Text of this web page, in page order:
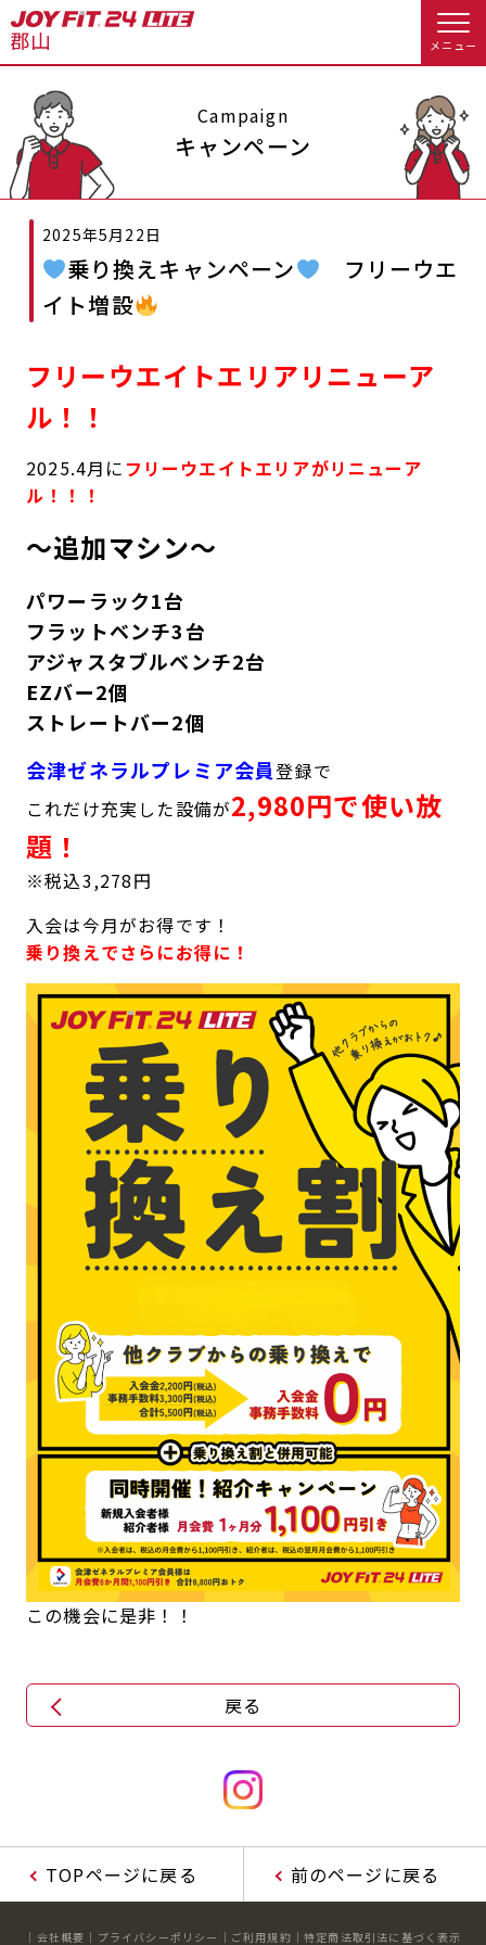
メニュー
店舗トップ
会員様向けのご案内
会員の方へトップ
会員様へのお知らせ
よくあるご質問 店舗へのお問い合わせ
入会のお手続きをする
料金・サービス等詳しく見る
アクセス
見学・体験
入会方法 よくあるご質問
店舗へのお問い合わせ
JOYFIT総合トップ
JOYFIT24
JOYFIT+
Campaign
キャンペーン
2025年5月22日
乗り換えキャンペーン
フリーウエ
イト増設
フリーウエイトエリアリニューア
ル！！
2025.4月に フリーウエイトエリアがリニューア
ル！！！
～追加マシン～
パワーラック1台
フラットベンチ3台
アジャスタブルベンチ2台
EZバー2個
ストレートバー2個
会津ゼネラルプレミア会員登録で
これだけ充実した設備が2,980円で使い放
題！
※税込3,278円
入会は今月がお得です！
乗り換えでさらにお得に！
この機会に是非！！
戻る
TOPページに戻る 前のページに戻る
会社概要 プライバシーポリシー ご利用規約 特定商法取引法に基づく表示